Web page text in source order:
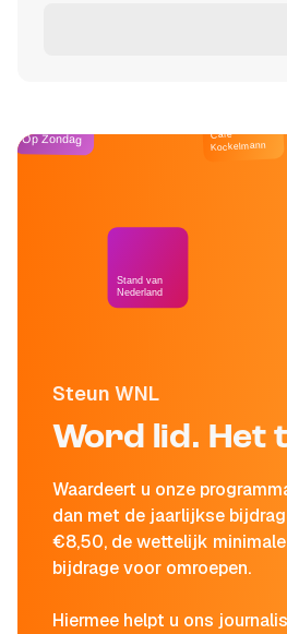
Steun WNL
Word lid. Het
Waardeert u onze
dan met de jaarlijkse
€8,50, de wettelijk
bijdrage voor omroepen.
Hiermee helpt u ons
Op Zondag
Stand van
Nederland
Café
Kockelmann